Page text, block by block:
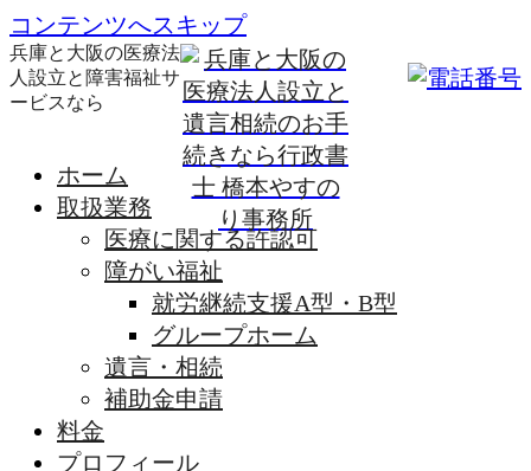
コンテンツへスキップ
兵庫と大阪の医療法
人設立と障害福祉サ
ービスなら
ホーム
取扱業務
医療に関する許認可
障がい福祉
就労継続支援A型・B型
グループホーム
遺言・相続
補助金申請
料金
プロフィール